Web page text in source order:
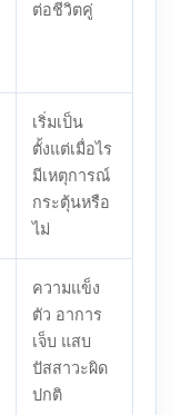
ต่อชีวิตคู่
เริ่มเป็น
ตั้งแต่เมื่อไร
มีเหตุการณ์
กระตุ้นหรือ
ไม่
ความแข็ง
ตัว อาการ
เจ็บ แสบ
ปัสสาวะผิด
ปกติ